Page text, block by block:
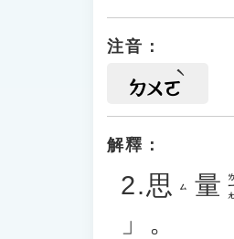
注音：
ㄉㄨㄛ
解釋：
2.思 ㄙ 量 ㄌ
」。